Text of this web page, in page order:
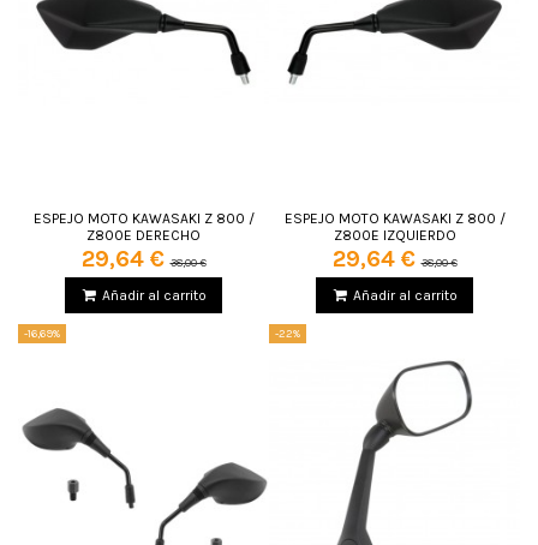
ESPEJO MOTO KAWASAKI Z 800 /
Z800E DERECHO
29,64 €38,00 €
Añadir al carrito
ESPEJO MOTO KAWASAKI Z 800 /
Z800E IZQUIERDO
29,64 €38,00 €
Añadir al carrito
-16,69% -22%